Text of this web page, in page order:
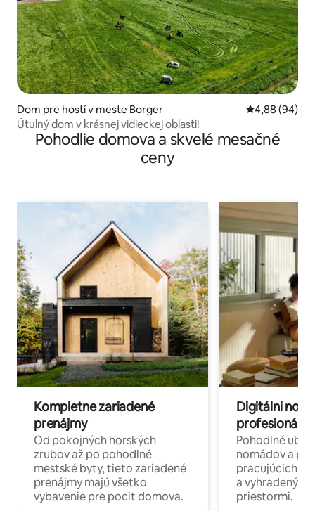
Dom pre hostí v meste Borger Priemerné
4,88 (94)
Útulný dom v krásnej vidieckej oblasti!
Pohodlie domova a skvelé mesačné
ceny
Kompletne zariadené
prenájmy
Od pokojných horských
zrubov až po pohodlné
mestské byty, tieto zariadené
prenájmy majú všetko
vybavenie pre pocit domova.
Digitálni
profesionáli
Pohodlné
nomádov a
pracujúcich
a
priestormi.